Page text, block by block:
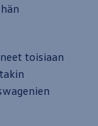
toisiaan